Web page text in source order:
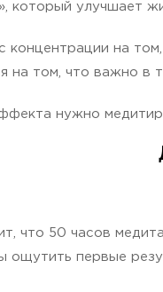
который улучшает
концентрации на
на том, что важно в
нужно
что 50 часов
ощутить первые